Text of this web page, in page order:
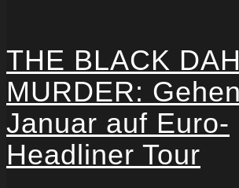
THE BLACK
MURDER:
Januar auf Euro-
Headliner Tour